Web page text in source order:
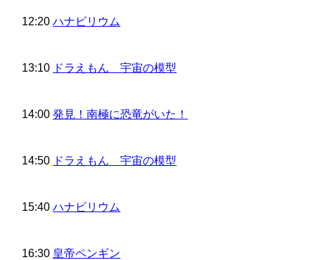
12:20ハナビリウム
13:10 ドラえもん 宇宙の模型
14:00発見！南極に恐竜がいた！
14:50 ドラえもん 宇宙の模型
15:40ハナビリウム
16:30 皇帝ペンギン